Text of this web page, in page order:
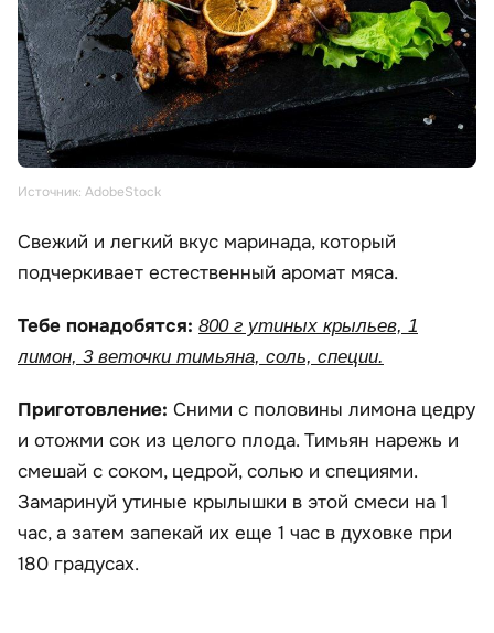
Источник: AdobeStock
Свежий и легкий вкус маринада, который
подчеркивает естественный аромат мяса.
Тебе понадобятся: 800 г утиных крыльев, 1
лимон, 3 веточки тимьяна, соль, специи.
Приготовление: Сними с половины лимона цедру
и отожми сок из целого плода. Тимьян нарежь и
смешай с соком, цедрой, солью и специями.
Замаринуй утиные крылышки в этой смеси на 1
час, а затем запекай их еще 1 час в духовке при
180 градусах.